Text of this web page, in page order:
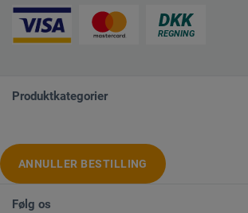
Produktkategorier
ANNULLER BESTILLING
Følg os